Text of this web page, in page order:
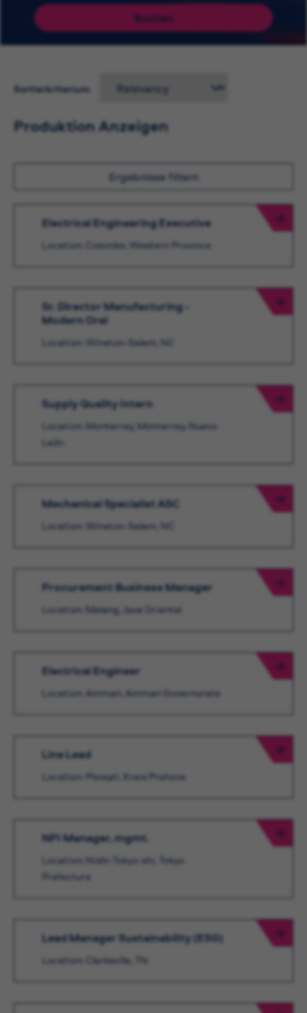
Suchen
Sortierkriterium
Produktion Anzeigen
Ergebnisse filtern
Electrical Engineering Executive
Location: Colombo, Western Province
Sr. Director Manufacturing -
Modern Oral
Location: Winston-Salem, NC
Supply Quality Intern
Location: Monterrey, Monterrey, Nuevo
León
Mechanical Specialist ASC
Location: Winston-Salem, NC
Procurement Business Manager
Location: Malang, Java Oriental
Electrical Engineer
Location: Amman, Amman Governorate
Line Lead
Location: Ploieşti, Kreis Prahova
NPI Manager, mgmt.
Location: Nishi-Tokyo-shi, Tokyo
Prefecture
Lead Manager Sustainability (ESG)
Location: Clarksville, TN